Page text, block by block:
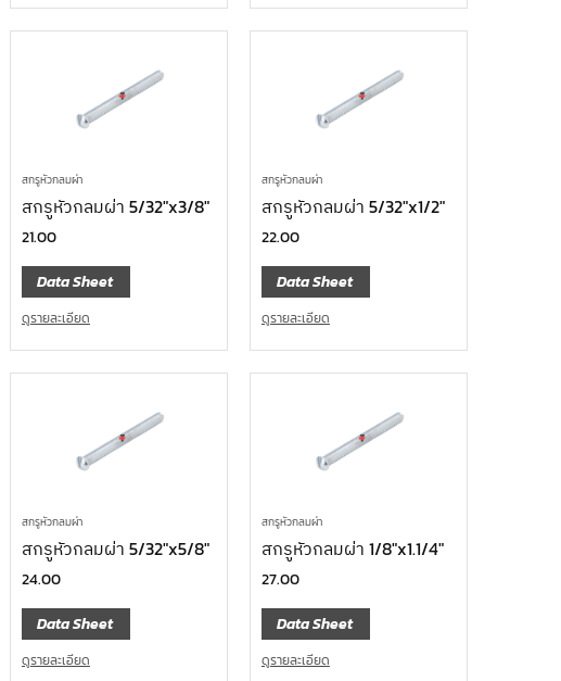
สกรูหัวกลมผ่า
สกรูหัวกลมผ่า 5/32″x3/8″
21.00
Data Sheet
ดูรายละเอียด
สกรูหัวกลมผ่า
สกรูหัวกลมผ่า 5/32″x1/2″
22.00
Data Sheet
ดูรายละเอียด
สกรูหัวกลมผ่า
สกรูหัวกลมผ่า 5/32″x5/8″
24.00
Data Sheet
ดูรายละเอียด
สกรูหัวกลมผ่า
สกรูหัวกลมผ่า 1/8″x1.1/4″
27.00
Data Sheet
ดูรายละเอียด